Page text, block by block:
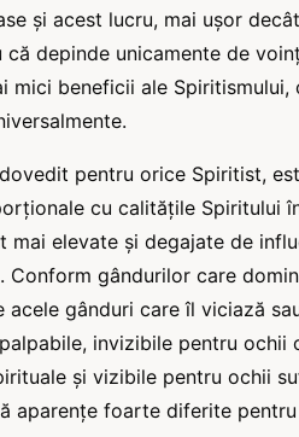
și acest lucru, mai ușor
depinde unicamente de
mici beneficii ale Spiritismului,
pentru orice Spiritist,
cu calitățile Spiritului
mai elevate și degajate de
gândurilor care
acele gânduri care îl viciază
invizibile pentru ochii
și vizibile pentru ochii
aparențe foarte diferite